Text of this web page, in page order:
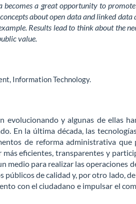
a great opportunity to
about open data and linked
Results lead to think about the
value.
Information Technology.
evolucionando y algunas de ellas
En la última década, las
de reforma administrativa que
eficientes, transparentes y
medio para realizar las operaciones
públicos de calidad y, por otro lado,
con el ciudadano e impulsar el